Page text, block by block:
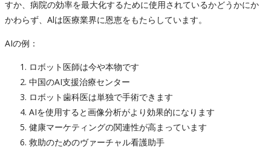
すか、病院の効率を最大化するために使用されているかどうかにか
かわらず、Alは医療業界に恩恵をもたらしています。
AIの例：
ロボット医師は今や本物です
中国のAI支援治療センター
ロボット歯科医は単独で手術できます
AIを使用すると画像分析がより効果的になります
健康マーケティングの関連性が高まっています
救助のためのヴァーチャル看護助手